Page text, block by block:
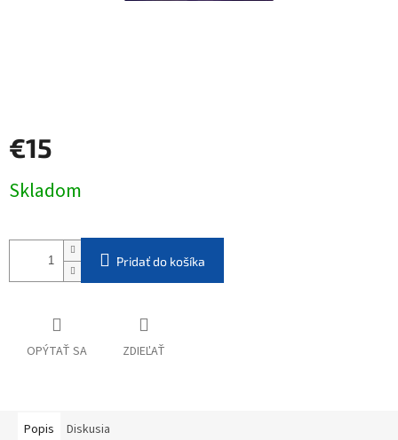
€15
cena:
Skladom
Pridať do košíka
OPÝTAŤ SA ZDIEĽAŤ
Popis Diskusia